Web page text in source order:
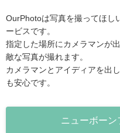
OurPhotoは写真を撮ってほし
ービスです。
指定した場所にカメラマンが
敵な写真が撮れます。
カメラマンとアイディアを出
も安心です。
ニューボーン